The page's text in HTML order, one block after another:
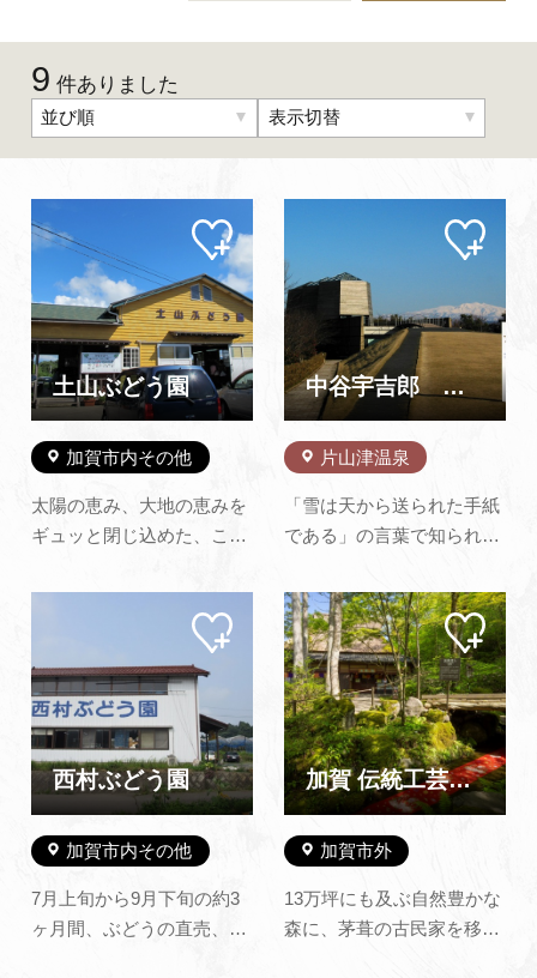
お知らせ
動画を見る
パンフレットダウンロード
写真ダウンロード
プライバシーポリシー
9 件ありました
並び順 表示切替
土山ぶどう園
加賀市内その他
太陽の恵み、大地の恵みを
ギュッと閉じ込めた、こだ
もちろん、ぶどう狩り、各
地発送も承ります。また、
当園には、全天候型のバー
ベキューハウスが併設して
あります。 最大収容人数は
144人で、御家族、御友人
などのグループでワイワイ
楽しく過…
マイ
ペー
ジに
追加
中谷宇吉郎 雪の科学館
片山津温泉
「雪は天から送られた手紙
である」の言葉で知られ、
成功した中谷宇吉郎を記念
して、加賀市が出身地の片
山津温泉に建設されました
（磯崎新氏による設
計）。 科学、随筆、映画、
絵など、宇吉郎の多才な業
績に触れ、ダイヤモンドダ
スト、氷…
マイ
ペー
西村ぶどう園
加賀市内その他
7月上旬から9月下旬の約3
ヶ月間、ぶどうの直売、及
マイ
ペー
ジに
追加
加賀 伝統工芸村 ゆのくにの森
加賀市外
13万坪にも及ぶ自然豊かな
森に、茅葺の古民家を移築
マイ
ペー
ジに
追加